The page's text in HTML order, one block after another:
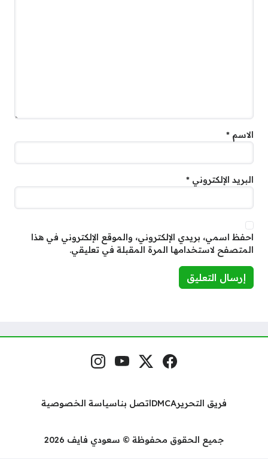
الاسم *
البريد الإلكتروني *
احفظ اسمي، بريدي الإلكتروني، والموقع الإلكتروني في هذا
المتصفح لاستخدامها المرة المقبلة في تعليقي.
مواقع التواصل فيسبوكمنصة إكس
يوتيوبإنستغرام
فريق التحريرDMCAاتصل بناسياسة الخصوصية
جميع الحقوق محفوظة © سعودي فايف 2026